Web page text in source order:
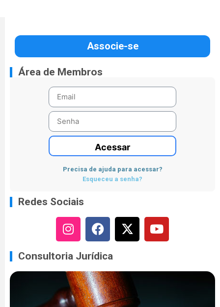
Associe-se
Área de Membros
Acessar
Precisa de ajuda para acessar?
Esqueceu a senha?
Redes Sociais
Consultoria Jurídica